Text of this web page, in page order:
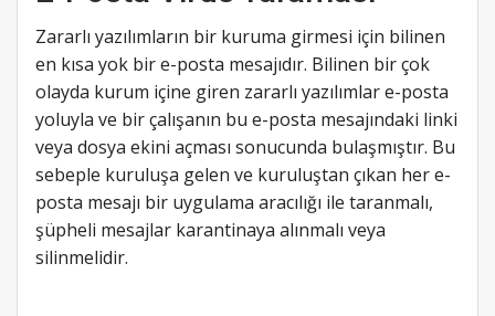
Zararlı yazılımların bir kuruma girmesi için bilinen
en kısa yok bir e-posta mesajıdır. Bilinen bir çok
olayda kurum içine giren zararlı yazılımlar e-posta
yoluyla ve bir çalışanın bu e-posta mesajındaki linki
veya dosya ekini açması sonucunda bulaşmıştır. Bu
sebeple kuruluşa gelen ve kuruluştan çıkan her e-
posta mesajı bir uygulama aracılığı ile taranmalı,
şüpheli mesajlar karantinaya alınmalı veya
silinmelidir.